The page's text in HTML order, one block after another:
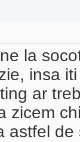
la
insa
ar
zicem
astfel